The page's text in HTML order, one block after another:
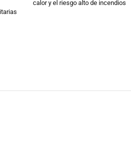
calor y el riesgo alto de incendios